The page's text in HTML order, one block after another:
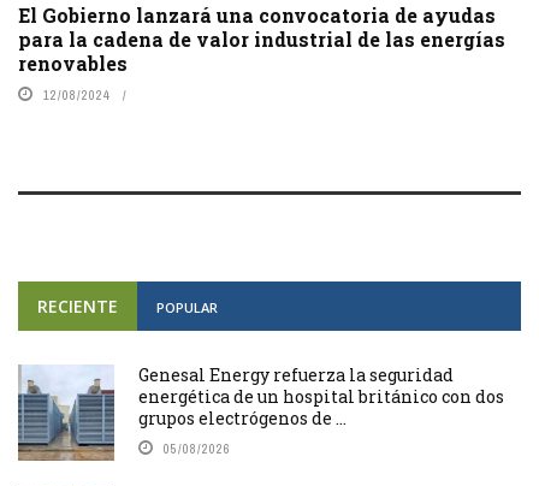
El Gobierno lanzará una convocatoria de ayudas
para la cadena de valor industrial de las energías
renovables
12/08/2024
RECIENTE POPULAR
Genesal Energy refuerza la seguridad
energética de un hospital británico con dos
grupos electrógenos de ...
05/08/2026